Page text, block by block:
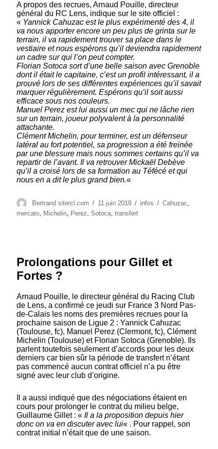
A propos des recrues, Arnaud Pouille, directeur
général du RC Lens, indique sur le site officiel :
« Yannick Cahuzac est le plus expérimenté des 4, il
va nous apporter encore un peu plus de grinta sur le
terrain, il va rapidement trouver sa place dans le
vestiaire et nous espérons qu’il deviendra rapidement
un cadre sur qui l’on peut compter.
Florian Sotoca sort d’une belle saison avec Grenoble
dont il était le capitaine, c’est un profil intéressant, il a
prouvé lors de ses différentes expériences qu’il savait
marquer régulièrement. Espérons qu’il soit aussi
efficace sous nos couleurs.
Manuel Perez est lui aussi un mec qui ne lâche rien
sur un terrain, joueur polyvalent à la personnalité
attachante.
Clément Michelin, pour terminer, est un défenseur
latéral au fort potentiel, sa progression a été freinée
par une blessure mais nous sommes certains qu’il va
repartir de l’avant. Il va retrouver Mickaël Debève
qu’il a croisé lors de sa formation au Téfécé et qui
nous en a dit le plus grand bien.«
Auteur
Bertrand sitercl.com
Publié
le
11 juin 2019 Catégories
infos Étiquettes
Cahuzac,
mercato, Michelin, Perez,Sotoca,transfert
Prolongations pour Gillet et
Fortes ?
Arnaud Pouille, le directeur général du Racing Club
de Lens, a confirmé ce jeudi sur France 3 Nord Pas-
de-Calais les noms des premières recrues pour la
prochaine saison de Ligue 2 : Yannick Cahuzac
(Toulouse, fc), Manuel Perez (Clermont, fc), Clément
Michelin (Toulouse) et Florian Sotoca (Grenoble). Ils
parlent toutefois seulement d’accords pour les deux
derniers car bien sûr la période de transfert n’étant
pas commencé aucun contrat officiel n’a pu être
signé avec leur club d’origine.
Il a aussi indiqué que des négociations étaient en
cours pour prolonger le contrat du milieu belge,
Guillaume Gillet : «Il a la proposition depuis hier
donc on va en discuter avec lui« . Pour rappel, son
contrat initial n’était que de une saison.